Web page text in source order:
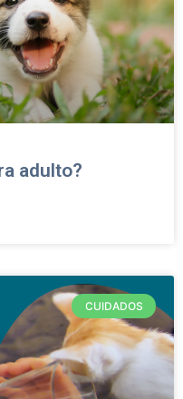
adulto?
CUIDADOS